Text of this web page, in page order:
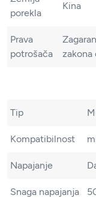
porekla
Kina
Prava
potrošača
zakona
Tip
Kompatibilnost
Napajanje
Snaga napajanja